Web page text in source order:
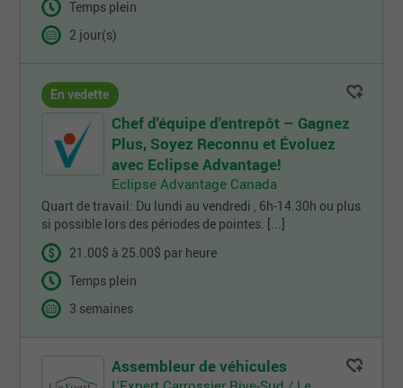
Temps plein
2 jour(s)
En vedette
Chef d'équipe d'entrepôt – Gagnez
Plus, Soyez Reconnu et Évoluez
avec Eclipse Advantage!
Eclipse Advantage Canada
Quart de travail: Du lundi au vendredi , 6h-14.30h ou plus
si possible lors des périodes de pointes. [...]
21.00$ à 25.00$ par heure
Temps plein
3 semaines
Assembleur de véhicules